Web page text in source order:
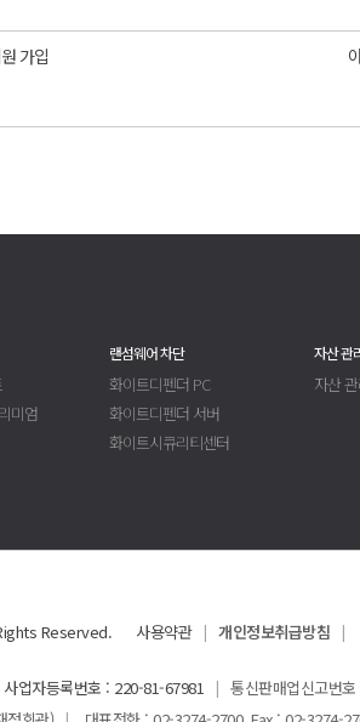
가입
미엄
랜섬웨어 차단
화이트디펜더 PC
화이트디펜더 서버
화이트시큐리티센터
자산 관
자산
Reserved. 사용약관 | 개인정보취급방침 |
사업자등록번호 : 220-81-67981 | 통신판매업신고번